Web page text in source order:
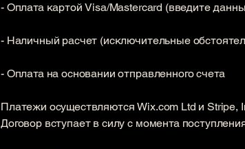
- Оплата картой Visa/Mastercard (введите
- Наличный расчет (исключительные
- Оплата на основании отправленного счета
​Платежи осуществляются Wix.com Ltd и Stripe,
Договор вступает в силу с момента